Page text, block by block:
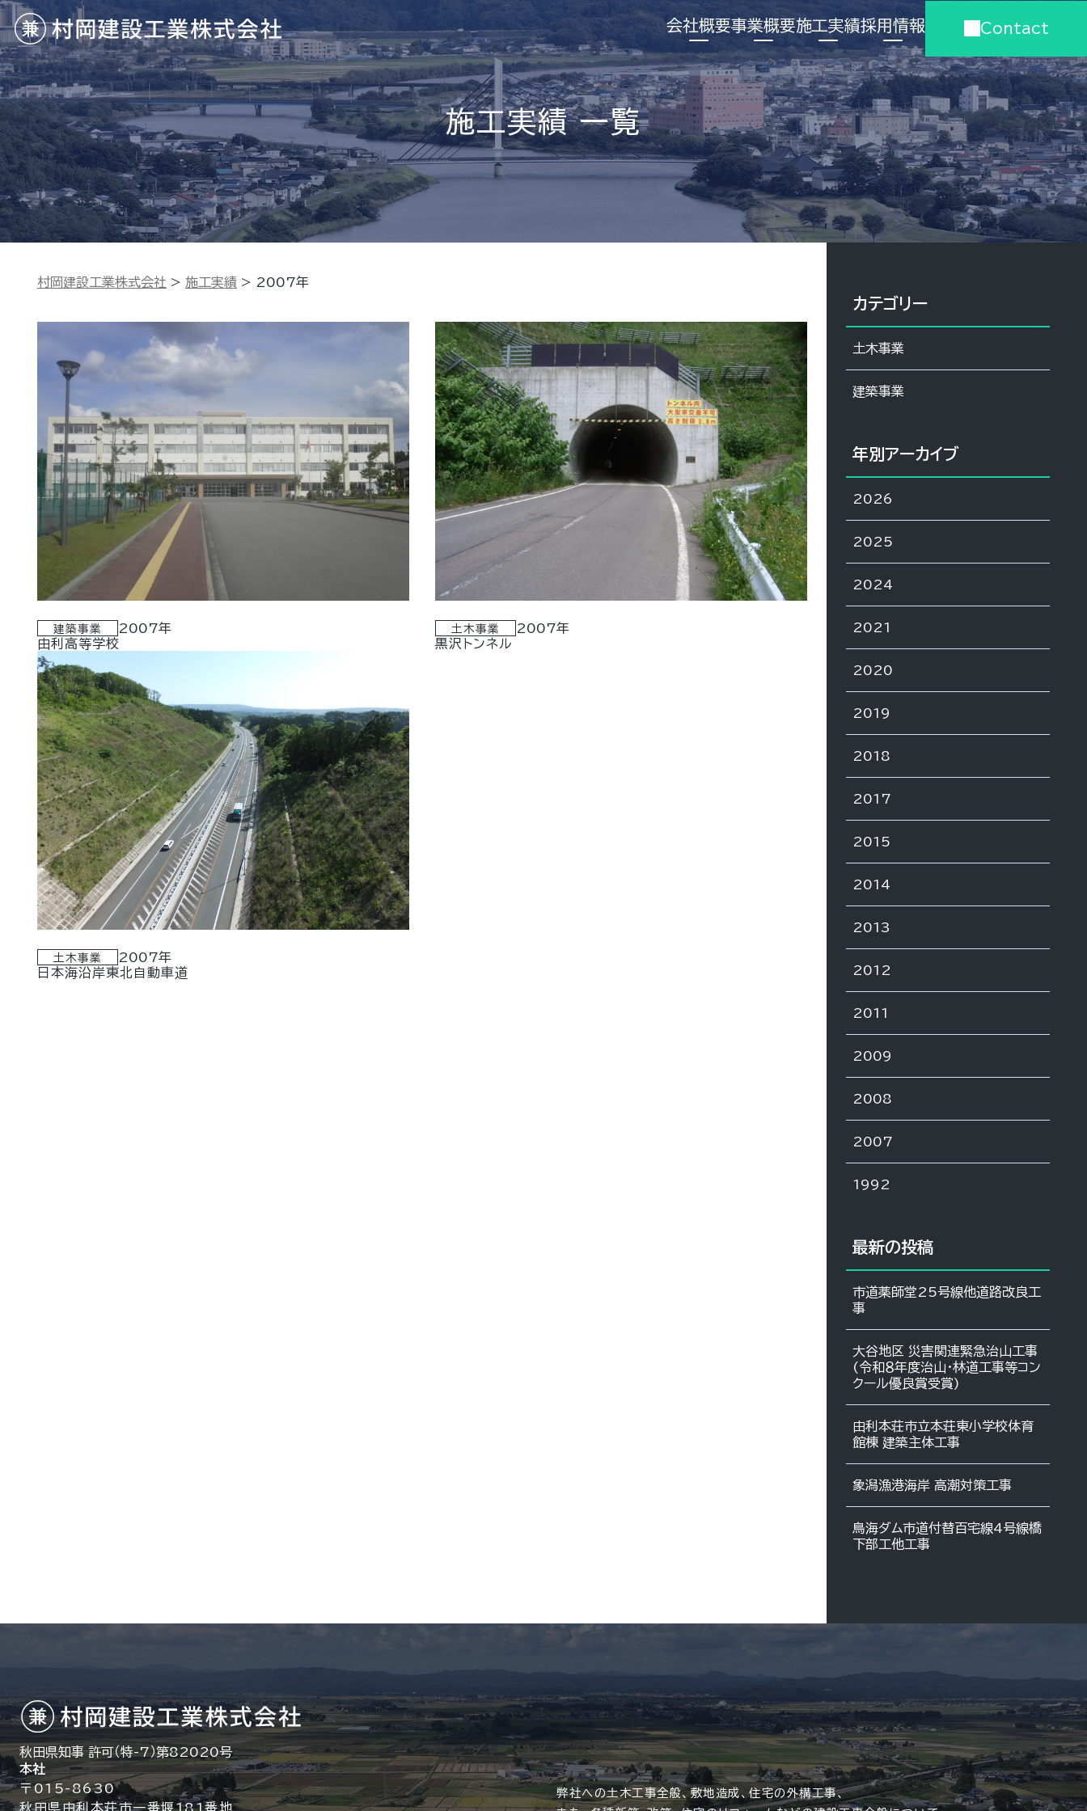
会社概要事業概要施工実績採用情報 Contact
施工実績 一覧
村岡建設工業株式会社 > 施工実績 > 2007年
建築事業
2007年
由利高等学校
土木事業
2007年
黒沢トンネル
土木事業
2007年
日本海沿岸東北自動車道
カテゴリー
土木事業
建築事業
年別アーカイブ
2026
2025
2024
2021
2020
2019
2018
2017
2015
2014
2013
2012
2011
2009
2008
2007
1992
最新の投稿
市道薬師堂25号線他道路改良工
事
大谷地区 災害関連緊急治山工事
(令和８年度治山・林道工事等コン
クール優良賞受賞)
由利本荘市立本荘東小学校体育
館棟 建築主体工事
象潟漁港海岸 高潮対策工事
鳥海ダム市道付替百宅線4号線橋
下部工他工事
秋田県知事 許可（特-7）第82020号
本社
〒015-8630
秋田県由利本荘市一番堰181番地
弊社への土木工事全般、敷地造成、住宅の外構工事、